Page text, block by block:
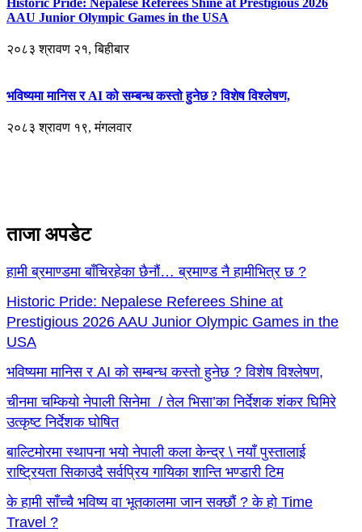
Historic Pride: Nepalese Referees Shine at Prestigious 2026
AAU Junior Olympic Games in the USA
२०८३ श्रावण २१, बिहीबार
भविष्यमा मानिस र AI को सम्बन्ध कस्तो हुनेछ ? विशेष विश्लेषण,
२०८३ श्रावण १९, मंगलवार
ताजा अपडेट
हामी ब्रमाण्डमा बाँचिरहेका छैनौं… ब्रमाण्ड नै हामीभित्र छ ?
Historic Pride: Nepalese Referees Shine at
Prestigious 2026 AAU Junior Olympic Games in the
USA
भविष्यमा मानिस र AI को सम्बन्ध कस्तो हुनेछ ? विशेष विश्लेषण,
चीनमा चम्कियो नेपाली सिनेमा / तेल भिसा’का निर्देशक शंकर घिमिरे
उत्कृष्ट निर्देशक घोषित
बाल्टिमोरमा स्थापना भयो नेपाली कला केन्द्र \ नयाँ पुस्तालाई
राष्ट्रियता सिकाउदै सर्वप्रिय गायिका शान्ति भण्डारी टिम
के हामी साँच्चै भविष्य वा भूतकालमा जान सक्छौं ? के हो Time
Travel ?